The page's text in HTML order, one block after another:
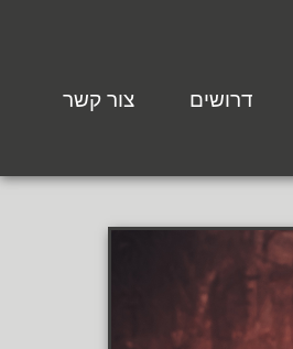
דרושים צור קשר